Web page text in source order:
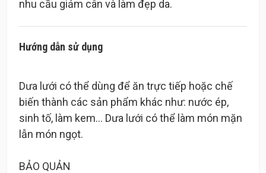
Hướng dẫn sử dụng
Dưa lưới có thể dùng để ăn trực tiếp hoặc chế
biến thành các sản phẩm khác như: nước ép,
sinh tố, làm kem… Dưa lưới có thể làm món mặn
lẫn món ngọt.
BẢO QUẢN